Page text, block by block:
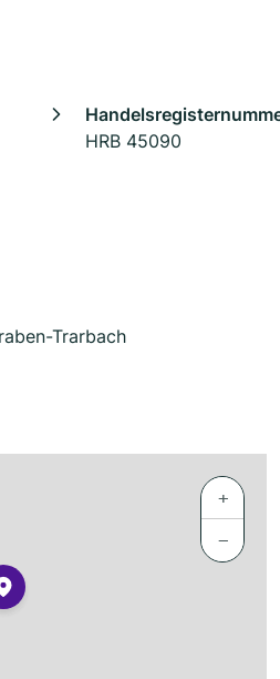
HRB 45090
Trarbach
+
−